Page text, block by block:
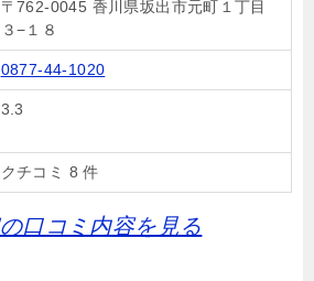
〒762-0045 香川県坂出市元町１丁目
３−１８
0877-44-1020
3.3
クチコミ 8 件
口コミ内容を見る